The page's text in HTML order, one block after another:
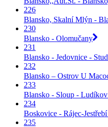
226
Blansko, Skalní Mlýn -
230
Blansko - Olomučany
231
Blansko - Jedovnice -
232
Blansko – Ostrov U
233
Blansko - Sloup -
234
Boskovice - Rájec-
235